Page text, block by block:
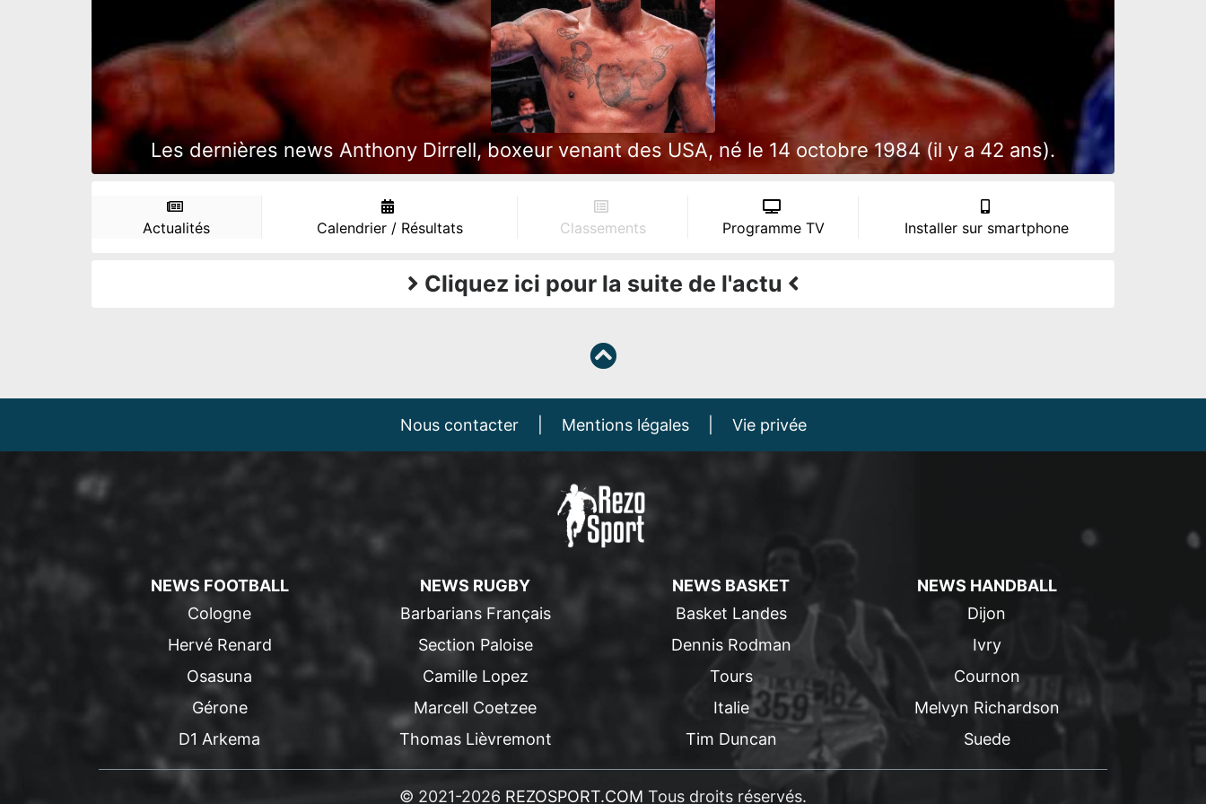
Les dernières news Anthony Dirrell, boxeur venant des USA, né le 14 octobre 1984 (il y a 42 ans).
Actualités Calendrier / Résultats Classements Programme TV Installer sur smartphone
Cliquez ici pour la suite de l'actu
Nous contacter Mentions légales Vie privée
NEWS FOOTBALL
Cologne
Hervé Renard
Osasuna
Gérone
D1 Arkema
NEWS RUGBY
Barbarians Français
Section Paloise
Camille Lopez
Marcell Coetzee
Thomas Lièvremont
NEWS BASKET
Basket Landes
Dennis Rodman
Tours
Italie
Tim Duncan
NEWS HANDBALL
Dijon
Ivry
Cournon
Melvyn Richardson
Suede
© 2021-2026 REZOSPORT.COM Tous droits réservés.